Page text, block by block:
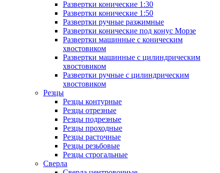
Развертки конические 1:30
Развертки конические 1:50
Развертки ручные разжимные
Развертки конические под конус Морзе
Развертки машинные с коническим
хвостовиком
Развертки машинные с цилиндрическим
хвостовиком
Развертки ручные с цилиндрическим
хвостовиком
Резцы
Резцы контурные
Резцы отрезные
Резцы подрезные
Резцы проходные
Резцы расточные
Резцы резьбовые
Резцы строгальные
Сверла